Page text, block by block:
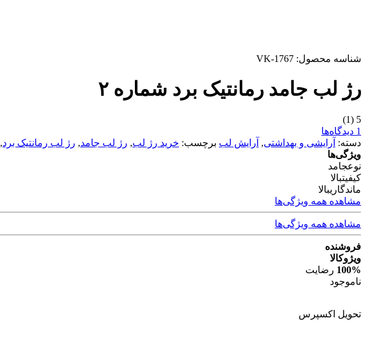
شناسه محصول: VK-1767
رژ لب جامد رمانتیک برد شماره ۲
5
(1)
1 دیدگاه‌ها
دسته: آرایشی و بهداشتی, آرایش لب برچسب: خرید رژ لب, رژ لب جامد, رژ لب رمانتیک برد,
ویژگی‌ها
نوعجامد
کیفیتبالا
ماندگاریبالا
مشاهده همه ویژگی‌ها
مشاهده همه ویژگی‌ها
فروشنده
ویژوکالا
100% رضایت
ناموجود
تحویل اکسپرس